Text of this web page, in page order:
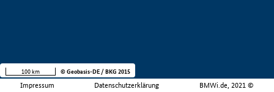
Impressum Datenschutzerklärung BMWi.de, 2021 ©
100 km © Geobasis-DE / BKG 2015